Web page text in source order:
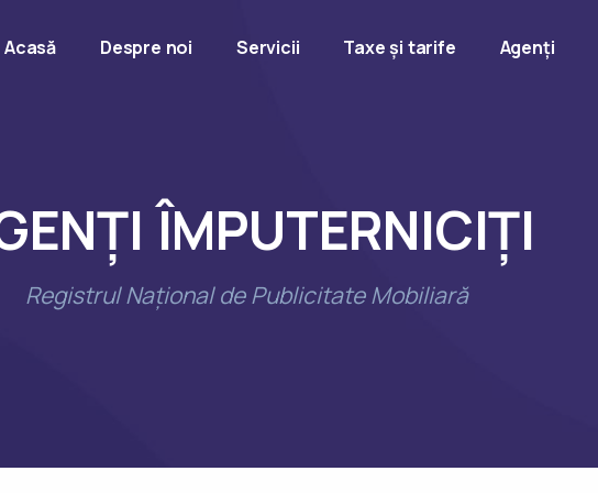
Acasă Despre noi Servicii Taxe și tarife Agenți
ÎMPUTERNICIȚI
Registrul Național de Publicitate Mobiliară